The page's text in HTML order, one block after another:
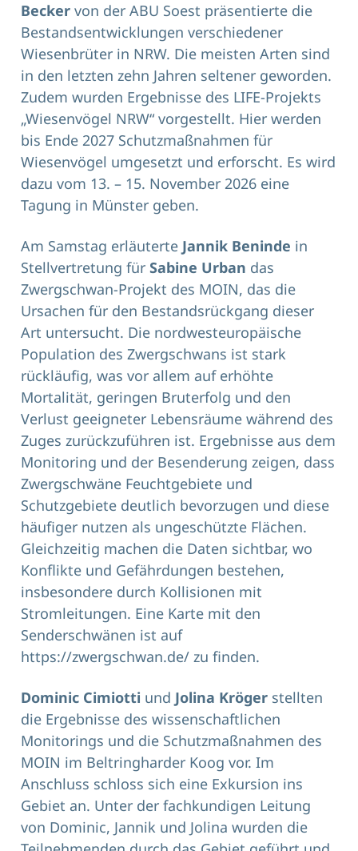
Becker von der ABU Soest präsentierte die
Bestandsentwicklungen verschiedener
Wiesenbrüter in NRW. Die meisten Arten sind
in den letzten zehn Jahren seltener geworden.
Zudem wurden Ergebnisse des LIFE-Projekts
„Wiesenvögel NRW“ vorgestellt. Hier werden
bis Ende 2027 Schutzmaßnahmen für
Wiesenvögel umgesetzt und erforscht. Es wird
dazu vom 13. – 15. November 2026 eine
Tagung in Münster geben.
Am Samstag erläuterte Jannik Beninde in
Stellvertretung für Sabine Urban das
Zwergschwan-Projekt des MOIN, das die
Ursachen für den Bestandsrückgang dieser
Art untersucht. Die nordwesteuropäische
Population des Zwergschwans ist stark
rückläufig, was vor allem auf erhöhte
Mortalität, geringen Bruterfolg und den
Verlust geeigneter Lebensräume während des
Zuges zurückzuführen ist. Ergebnisse aus dem
Monitoring und der Besenderung zeigen, dass
Zwergschwäne Feuchtgebiete und
Schutzgebiete deutlich bevorzugen und diese
häufiger nutzen als ungeschützte Flächen.
Gleichzeitig machen die Daten sichtbar, wo
Konflikte und Gefährdungen bestehen,
insbesondere durch Kollisionen mit
Stromleitungen. Eine Karte mit den
Senderschwänen ist auf
https://zwergschwan.de/ zu finden.
Dominic Cimiotti und Jolina Kröger stellten
die Ergebnisse des wissenschaftlichen
Monitorings und die Schutzmaßnahmen des
MOIN im Beltringharder Koog vor. Im
Anschluss schloss sich eine Exkursion ins
Gebiet an. Unter der fachkundigen Leitung
von Dominic, Jannik und Jolina wurden die